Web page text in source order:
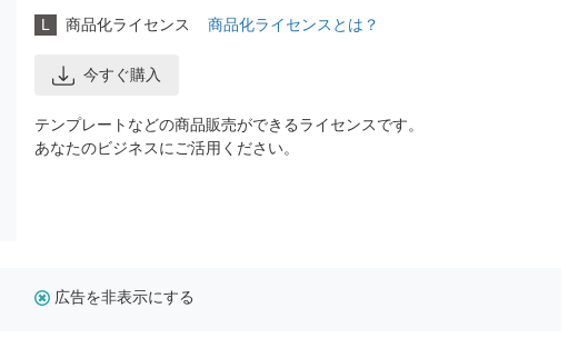
L 商品化ライセンス 商品化ライセンスとは？
今すぐ購入
テンプレートなどの商品販売ができるライセンスです。
あなたのビジネスにご活用ください。
広告を非表示にする